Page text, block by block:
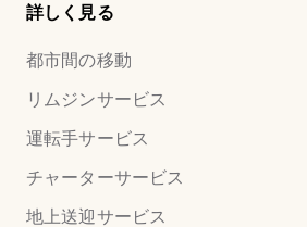
詳しく見る
都市間の移動
リムジンサービス
運転手サービス
チャーターサービス
地上送迎サービス